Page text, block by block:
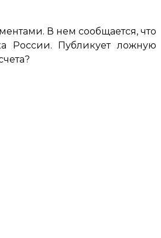
В нем сообщается, что
России. Публикует ложную